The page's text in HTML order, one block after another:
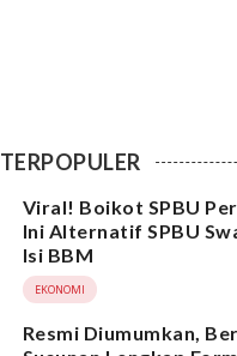
TERPOPULER
Viral! Boikot SPBU
Ini Alternatif SPBU
Isi BBM
EKONOMI
Resmi Diumumkan,